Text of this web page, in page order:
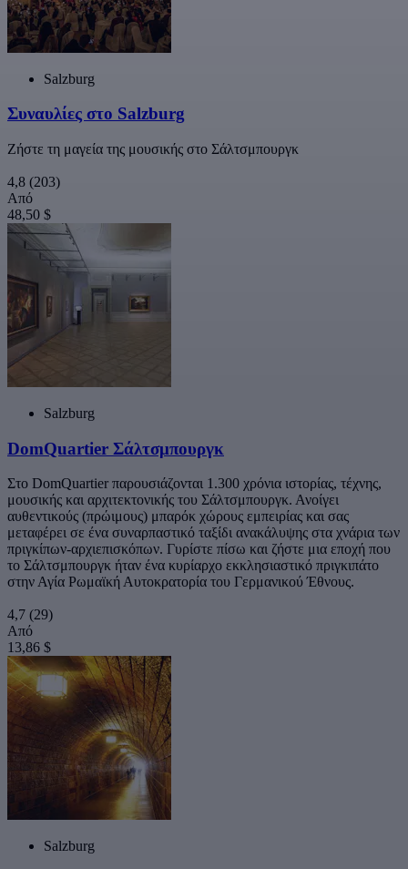
Salzburg
Συναυλίες στο Salzburg
Ζήστε τη μαγεία της μουσικής στο Σάλτσμπουργκ
4,8 (203)
Από
48,50 $
Salzburg
DomQuartier Σάλτσμπουργκ
Στο DomQuartier παρουσιάζονται 1.300 χρόνια ιστορίας, τέχνης,
μουσικής και αρχιτεκτονικής του Σάλτσμπουργκ. Ανοίγει
αυθεντικούς (πρώιμους) μπαρόκ χώρους εμπειρίας και σας
μεταφέρει σε ένα συναρπαστικό ταξίδι ανακάλυψης στα χνάρια των
πριγκίπων-αρχιεπισκόπων. Γυρίστε πίσω και ζήστε μια εποχή που
το Σάλτσμπουργκ ήταν ένα κυρίαρχο εκκλησιαστικό πριγκιπάτο
στην Αγία Ρωμαϊκή Αυτοκρατορία του Γερμανικού Έθνους.
4,7 (29)
Από
13,86 $
Salzburg